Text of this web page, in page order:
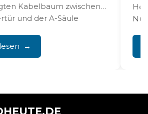
Kabelbaum zwischen
und der A-Säule